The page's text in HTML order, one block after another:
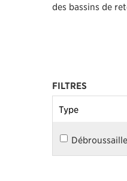
des bassins de
FILTRES
Type